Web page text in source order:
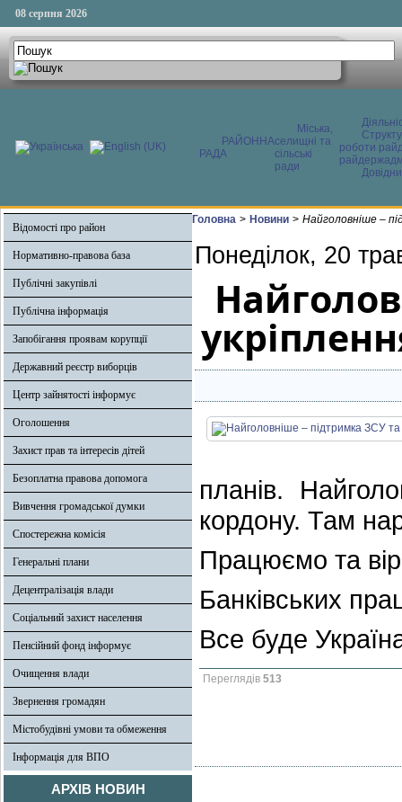
08 серпня 2026
РАЙОННА
РАДА
Міська,
селищні та
сільські
ради
роботи
Відомості про район
Нормативно-правова база
Публічні закупівлі
Публічна інформація
Запобігання проявам корупції
Державний реєстр виборців
Центр зайнятості інформує
Оголошення
Захист прав та інтересів дітей
Безоплатна правова допомога
Вивчення громадської думки
Спостережна комісія
Генеральні плани
Децентралізація влади
Соціальний захист населення
Пенсійний фонд інформує
Очищення влади
Звернення громадян
Містобудівні умови та обмеження
Інформація для ВПО
АРХІВ НОВИН
Головна > Новини > Найголовніше –
Понеділок, 20
планів.
кордону. Там
Працюємо та
Банківських
Все буде
Переглядів 513